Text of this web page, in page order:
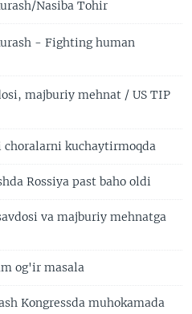
Nasiba Tohir
- Fighting human
majburiy mehnat / US TIP
choralarni kuchaytirmoqda
Rossiya past baho oldi
va majburiy mehnatga
og'ir masala
Kongressda muhokamada